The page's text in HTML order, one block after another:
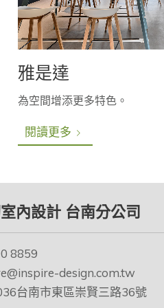
雅是達
為空間增添更多特色。
閱讀更多
內設計 台南分公司
8859
design.com.tw
台南市東區崇賢三路36號